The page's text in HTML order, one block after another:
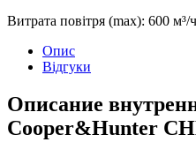
Витрата повітря (max): 600 м³/ч
Опис
Відгуки
Описание
Cooper&Hunter